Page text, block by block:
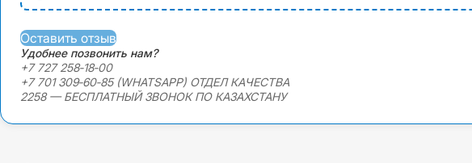
Оставить отзыв
Удобнее позвонить нам?
+7 727 258‑18‑00
+7 701 309‑60‑85 (WHATSAPP) ОТДЕЛ КАЧЕСТВА
2258 — БЕСПЛАТНЫЙ ЗВОНОК ПО КАЗАХСТАНУ